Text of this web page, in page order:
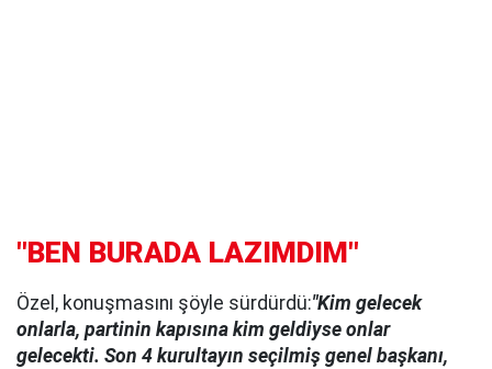
"BEN BURADA LAZIMDIM"
Özel, konuşmasını şöyle sürdürdü:"Kim gelecek
onlarla, partinin kapısına kim geldiyse onlar
gelecekti. Son 4 kurultayın seçilmiş genel başkanı,